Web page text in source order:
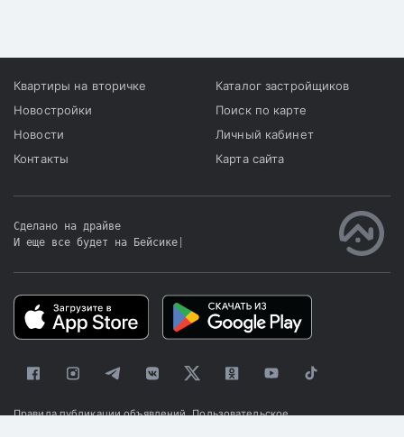
Квартиры на вторичке
Новостройки
Новости
Контакты
Каталог застройщиков
Поиск по карте
Личный кабинет
Карта сайта
Сделано на драйве
И еще все будет на Бейсике
Правила публикации объявлений Пользовательское